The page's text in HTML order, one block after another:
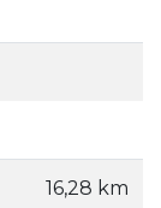
16,28 km